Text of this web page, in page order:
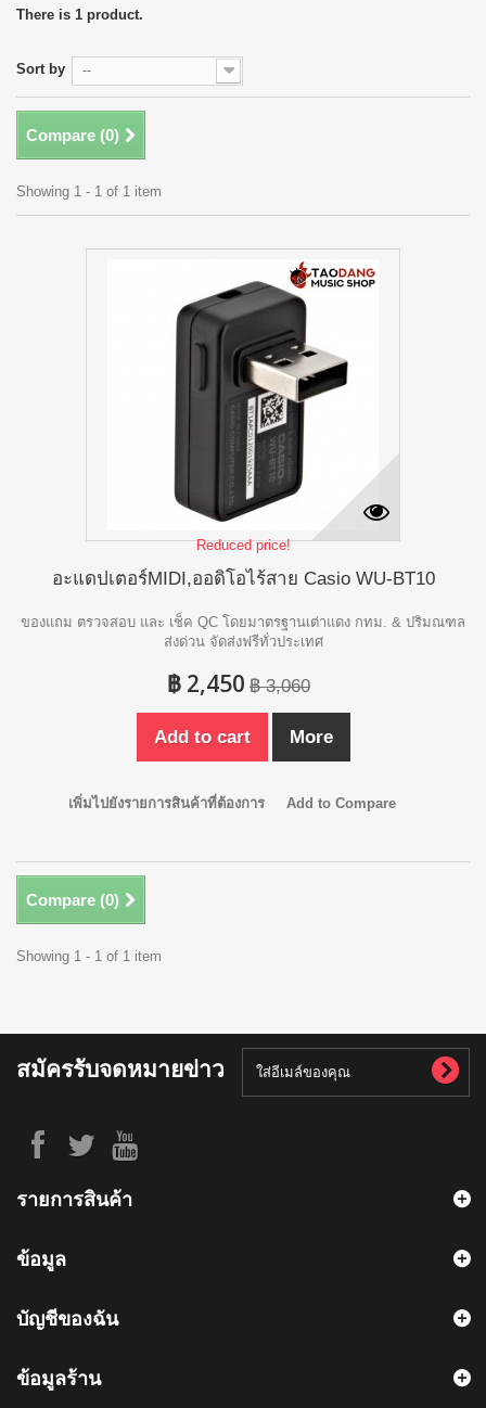
There is 1 product.
Sort by --
Compare (0)
Showing 1 - 1 of 1 item
Reduced price!
อะแดปเตอร์MIDI,ออดิโอไร้สาย Casio WU-BT10
ของแถม ตรวจสอบ และ เช็ค QC โดยมาตรฐานเต่าแดง กทม. & ปริมณฑล
ส่งด่วน จัดส่งฟรีทั่วประเทศ
฿ 2,450 ฿ 3,060
Add to cart More
เพิ่มไปยังรายการสินค้าที่ต้องการ Add to Compare
Compare (0)
Showing 1 - 1 of 1 item
สมัครรับจดหมายข่าว
รายการสินค้า
ข้อมูล
บัญชีของฉัน
ข้อมูลร้าน